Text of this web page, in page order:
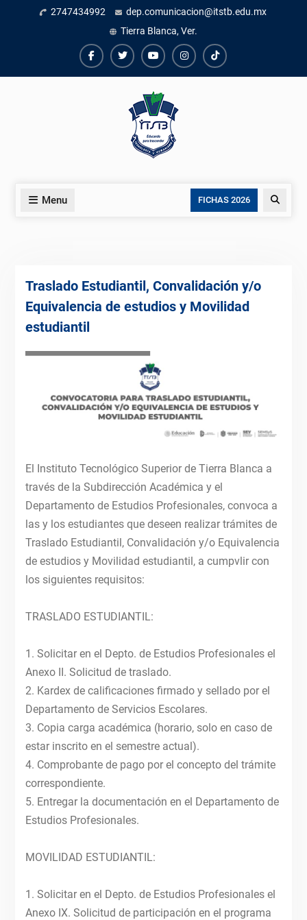
2747434992
dep.comunicacion@itstb.edu.mx
Tierra Blanca, Ver.
FacebookTwiterYoutubeinstagram
TikTok
Menu FICHAS 2026 Search
Traslado Estudiantil, Convalidación y/o
Equivalencia de estudios y Movilidad
estudiantil
El Instituto Tecnológico Superior de Tierra Blanca a
través de la Subdirección Académica y el
Departamento de Estudios Profesionales, convoca a
las y los estudiantes que deseen realizar trámites de
Traslado Estudiantil, Convalidación y/o Equivalencia
de estudios y Movilidad estudiantil, a cumpvlir con
los siguientes requisitos:
TRASLADO ESTUDIANTIL:
1. Solicitar en el Depto. de Estudios Profesionales el
Anexo II. Solicitud de traslado.
2. Kardex de calificaciones firmado y sellado por el
Departamento de Servicios Escolares.
3. Copia carga académica (horario, solo en caso de
estar inscrito en el semestre actual).
4. Comprobante de pago por el concepto del trámite
correspondiente.
5. Entregar la documentación en el Departamento de
Estudios Profesionales.
MOVILIDAD ESTUDIANTIL:
1. Solicitar en el Depto. de Estudios Profesionales el
Anexo IX. Solicitud de participación en el programa